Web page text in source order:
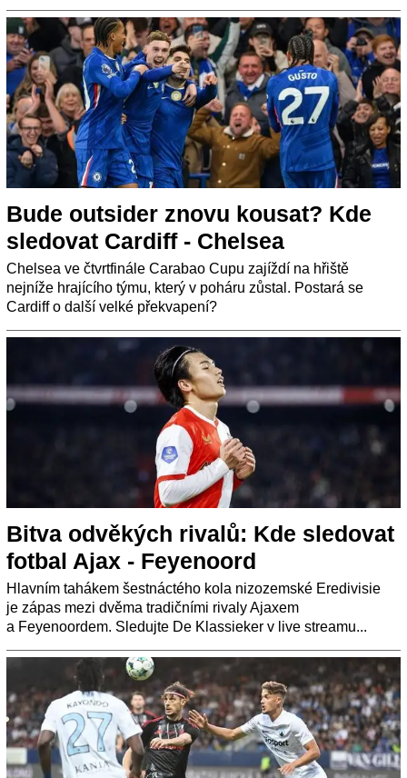
Bude outsider znovu kousat? Kde
sledovat Cardiff - Chelsea
Chelsea ve čtvrtfinále Carabao Cupu zajíždí na hřiště
nejníže hrajícího týmu, který v poháru zůstal. Postará se
Cardiff o další velké překvapení?
Bitva odvěkých rivalů: Kde sledovat
fotbal Ajax - Feyenoord
Hlavním tahákem šestnáctého kola nizozemské Eredivisie
je zápas mezi dvěma tradičními rivaly Ajaxem
a Feyenoordem. Sledujte De Klassieker v live streamu...